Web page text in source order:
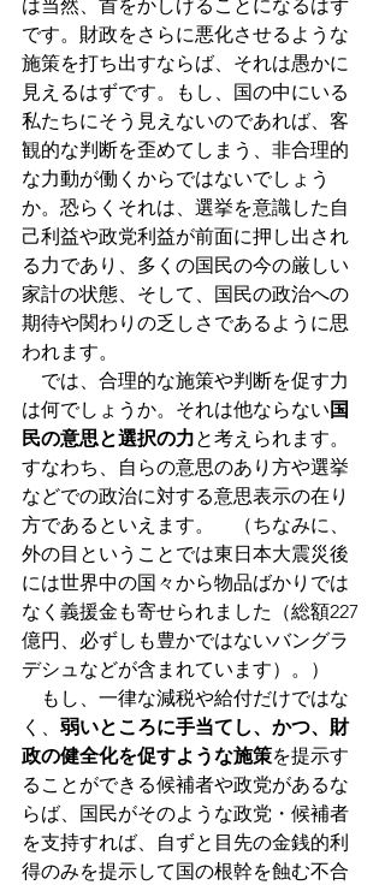
は当然、首をかしげることになるはず
です。財政をさらに悪化させるような
施策を打ち出すならば、それは愚かに
見えるはずです。もし、国の中にいる
私たちにそう見えないのであれば、客
観的な判断を歪めてしまう、非合理的
な力動が働くからではないでしょう
か。恐らくそれは、選挙を意識した自
己利益や政党利益が前面に押し出され
る力であり、多くの国民の今の厳しい
家計の状態、そして、国民の政治への
期待や関わりの乏しさであるように思
われます。
では、合理的な施策や判断を促す力
は何でしょうか。それは他ならない 国
民の意思と選択の力と考えられます。
すなわち、自らの意思のあり方や選挙
などでの政治に対する意思表示の在り
方であるといえます。　（ちなみに、
外の目ということでは東日本大震災後
には世界中の国々から物品ばかりでは
なく義援金も寄せられました（総額227
億円、必ずしも豊かではないバングラ
デシュなどが含まれています）。）
もし、一律な減税や給付だけではな
く、 弱いところに手当てし、かつ、財
政の健全化を促すような施策を提示す
ることができる候補者や政党があるな
らば、国民がそのような政党・候補者
を支持すれば、自ずと目先の金銭的利
得のみを提示して国の根幹を蝕む不合